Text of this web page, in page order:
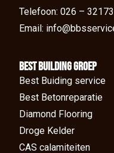
Telefoon: 026 –
Email:
BEst Building groep
Best Buiding service
Best Betonreparatie
Diamond Flooring
Droge Kelder
CAS calamiteiten